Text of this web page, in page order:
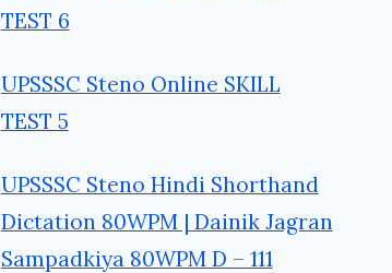
TEST 6
UPSSSC Steno Online SKILL
TEST 5
UPSSSC Steno Hindi Shorthand
Dictation 80WPM | Dainik Jagran
Sampadkiya 80WPM D – 111